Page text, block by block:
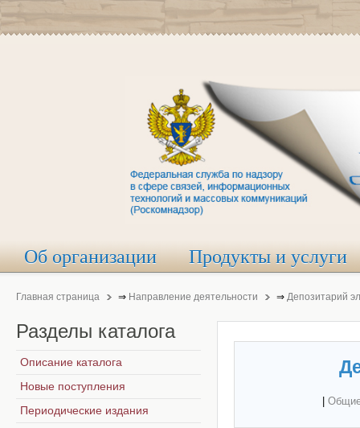
Об организации Продукты и услуги
Главная страница ⇒ Направление деятельности ⇒ Депозитарий
Разделы каталога
Описание каталога
Новые поступления
Периодические издания